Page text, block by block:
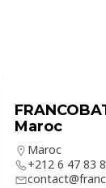
Maroc
Maroc
+212 6 47 83